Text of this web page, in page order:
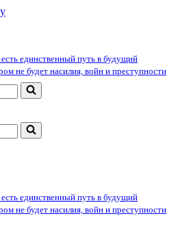
единственный путь в будущий
не будет насилия, войн и преступности
единственный путь в будущий
не будет насилия, войн и преступности